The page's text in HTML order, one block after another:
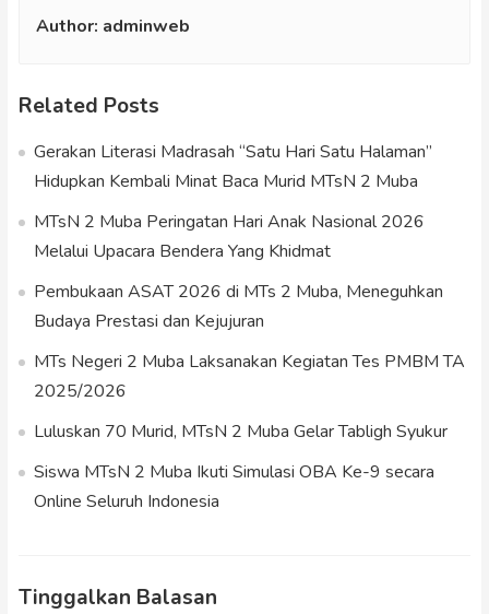
Author: adminweb
Related Posts
Gerakan Literasi Madrasah “Satu Hari Satu Halaman”
Hidupkan Kembali Minat Baca Murid MTsN 2 Muba
MTsN 2 Muba Peringatan Hari Anak Nasional 2026
Melalui Upacara Bendera Yang Khidmat
Pembukaan ASAT 2026 di MTs 2 Muba, Meneguhkan
Budaya Prestasi dan Kejujuran
MTs Negeri 2 Muba Laksanakan Kegiatan Tes PMBM TA
2025/2026
Luluskan 70 Murid, MTsN 2 Muba Gelar Tabligh Syukur
Siswa MTsN 2 Muba Ikuti Simulasi OBA Ke-9 secara
Online Seluruh Indonesia
Tinggalkan Balasan